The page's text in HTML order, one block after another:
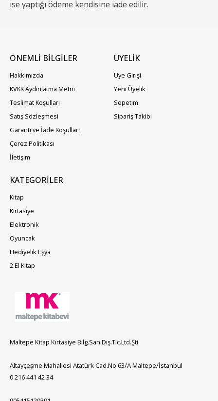
ise yaptığı ödeme kendisine iade edilir.
ÖNEMLİ BİLGİLER
Hakkımızda
KVKK Aydınlatma Metni
Teslimat Koşulları
Satış Sözleşmesi
Garanti ve İade Koşulları
Çerez Politikası
İletişim
ÜYELIK
Üye Girişi
Yeni Üyelik
Sepetim
Sipariş Takibi
KATEGORILER
Kitap
Kırtasiye
Elektronik
Oyuncak
Hediyelik Eşya
2.El Kitap
Maltepe Kitap Kırtasiye Bilg.San.Dış.Tic.Ltd.Şti
Altayçeşme Mahallesi Atatürk Cad.No:63/A Maltepe/İstanbul
0 216 441 42 34